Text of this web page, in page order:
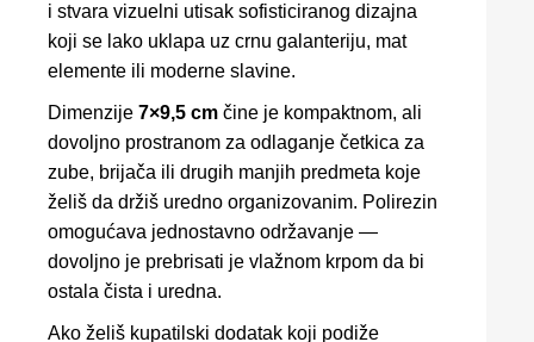
i stvara vizuelni utisak sofisticiranog dizajna
koji se lako uklapa uz crnu galanteriju, mat
elemente ili moderne slavine.
Dimenzije 7×9,5 cm čine je kompaktnom, ali
dovoljno prostranom za odlaganje četkica za
zube, brijača ili drugih manjih predmeta koje
želiš da držiš uredno organizovanim. Polirezin
omogućava jednostavno održavanje —
dovoljno je prebrisati je vlažnom krpom da bi
ostala čista i uredna.
Ako želiš kupatilski dodatak koji podiže